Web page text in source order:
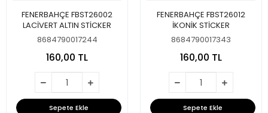
FENERBAHÇE FBST26002
LACİVERT ALTIN STİCKER
8684790017244
160,00 TL
Sepete Ekle
FENERBAHÇE FBST26012
İKONİK STİCKER
8684790017343
160,00 TL
Sepete Ekle